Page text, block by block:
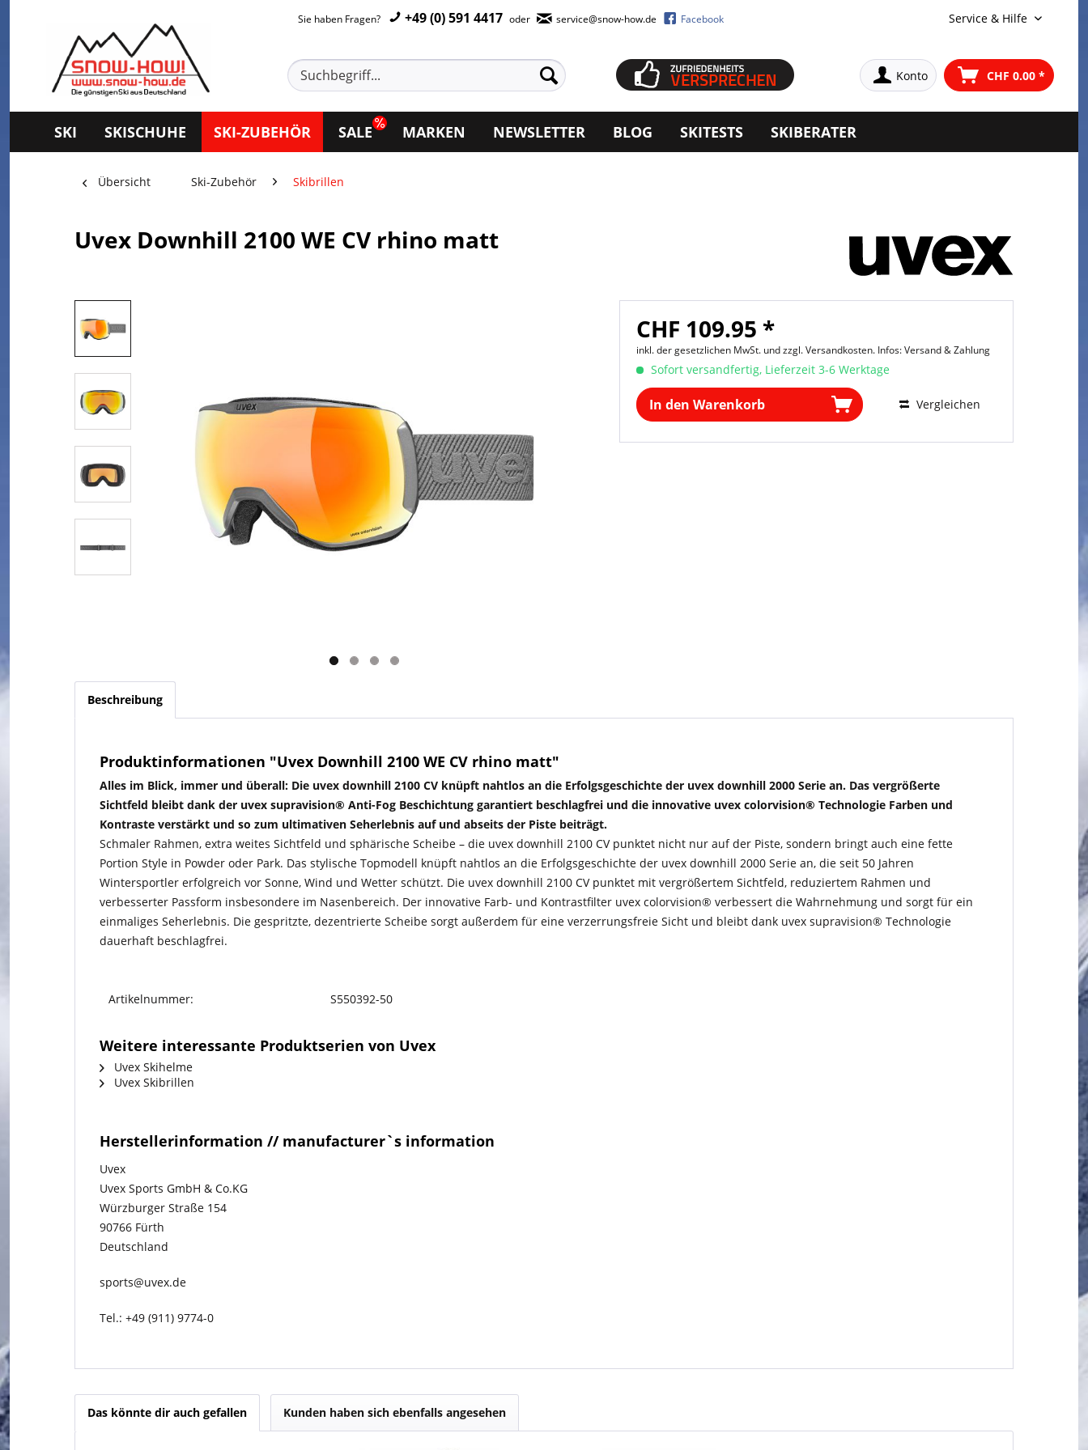
Sie haben Fragen? +49 (0) 591 4417 oder service@snow-how.de Facebook Service & Hilfe
Konto CHF 0.00 *
SKI SKISCHUHE SKI-ZUBEHÖR SALE MARKEN NEWSLETTER BLOG SKITESTS SKIBERATER
Übersicht Ski-Zubehör Skibrillen
Uvex Downhill 2100 WE CV rhino matt
CHF 109.95 *
inkl. der gesetzlichen MwSt. undzzgl. Versandkosten. Infos: Versand & Zahlung
Sofort versandfertig, Lieferzeit 3-6 Werktage
In den Warenkorb Vergleichen
Beschreibung
Produktinformationen "Uvex Downhill 2100 WE CV rhino matt"
Alles im Blick, immer und überall: Die uvex downhill 2100 CV knüpft nahtlos an die Erfolgsgeschichte der uvex downhill 2000 Serie an. Das vergrößerte
Sichtfeld bleibt dank der uvex supravision® Anti-Fog Beschichtung garantiert beschlagfrei und die innovative uvex colorvision® Technologie Farben und
Kontraste verstärkt und so zum ultimativen Seherlebnis auf und abseits der Piste beiträgt.
Schmaler Rahmen, extra weites Sichtfeld und sphärische Scheibe – die uvex downhill 2100 CV punktet nicht nur auf der Piste, sondern bringt auch eine fette
Portion Style in Powder oder Park. Das stylische Topmodell knüpft nahtlos an die Erfolgsgeschichte der uvex downhill 2000 Serie an, die seit 50 Jahren
Wintersportler erfolgreich vor Sonne, Wind und Wetter schützt. Die uvex downhill 2100 CV punktet mit vergrößertem Sichtfeld, reduziertem Rahmen und
verbesserter Passform insbesondere im Nasenbereich. Der innovative Farb- und Kontrastfilter uvex colorvision® verbessert die Wahrnehmung und sorgt für ein
einmaliges Seherlebnis. Die gespritzte, dezentrierte Scheibe sorgt außerdem für eine verzerrungsfreie Sicht und bleibt dank uvex supravision® Technologie
dauerhaft beschlagfrei.
Artikelnummer: S550392-50
Weitere interessante Produktserien von Uvex
Uvex Skihelme
Uvex Skibrillen
Herstellerinformation // manufacturer`s information
Uvex
Uvex Sports GmbH & Co.KG
Würzburger Straße 154
90766 Fürth
Deutschland
sports@uvex.de
Tel.: +49 (911) 9774-0
Das könnte dir auch gefallen Kunden haben sich ebenfalls angesehen